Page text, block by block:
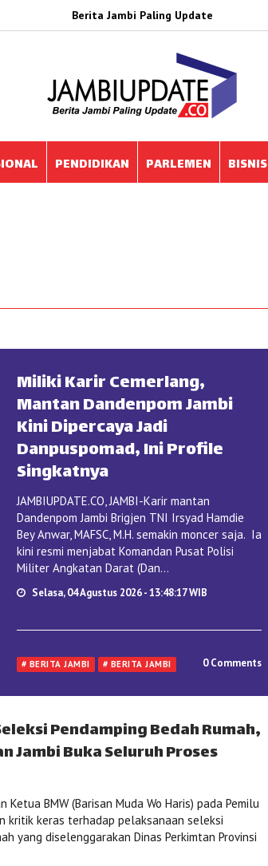
Berita Jambi Paling Update
PENDIDIKAN PARLEMEN BISNIS
Miliki Karir Cemerlang,
Mantan Dandenpom Jambi
Kini Dipercaya Jadi
Danpuspomad, Ini Profile
Singkatnya
JAMBIUPDATE.CO, JAMBI-Karir mantan
Dandenpom Jambi Brigjen TNI Irsyad Hamdie
Bey Anwar, MAFSC, M.H. semakin moncer saja. Ia
kini resmi menjabat Komandan Pusat Polisi
Militer Angkatan Darat (Dan...
Selasa, 04 Agustus 2026 - 13:48:17 WIB
# BERITA JAMBI # BERITA JAMBI 0 Comments
Pendamping Bedah Rumah,
Jambi Buka Seluruh Proses
Ketua BMW (Barisan Muda Wo Haris) pada Pemilu
kritik keras terhadap pelaksanaan seleksi
yang diselenggarakan Dinas Perkimtan Provinsi